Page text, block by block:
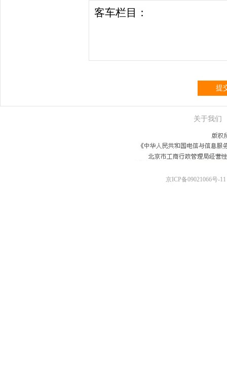
提
关于我们
京ICP备09021066号-11